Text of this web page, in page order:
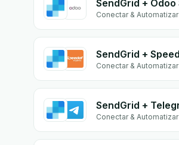
SendGrid +
Conectar & Automatizar
SendGrid +
Conectar & Automatizar
SendGrid +
Conectar & Automatizar